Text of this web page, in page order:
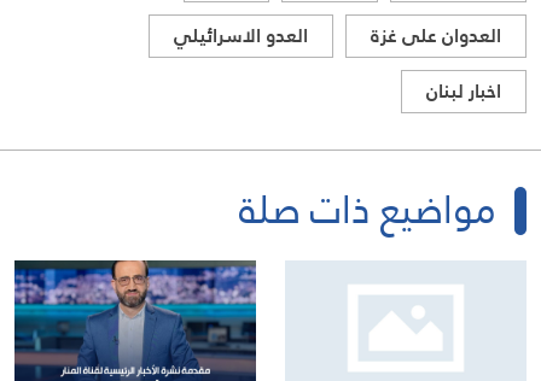
العدوان على غزة
العدو الاسرائيلي
اخبار لبنان
مواضيع ذات صلة